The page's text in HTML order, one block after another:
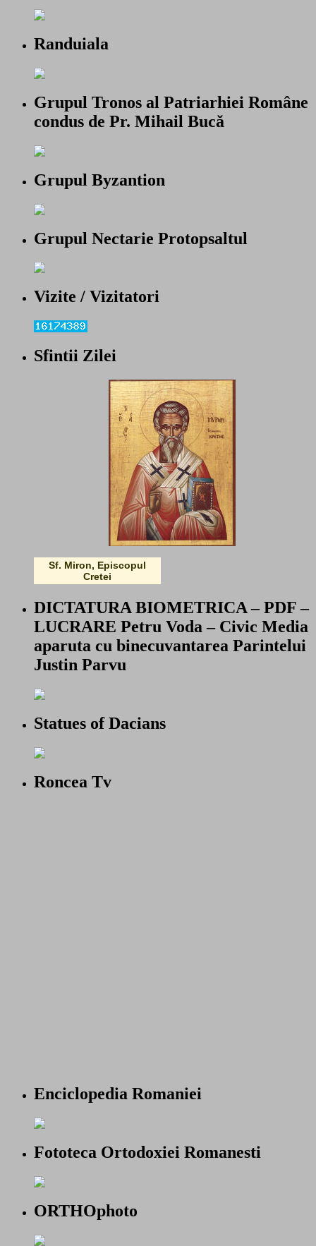
Randuiala
Grupul Tronos al Patriarhiei Române
condus de Pr. Mihail Bucă
Grupul Byzantion
Grupul Nectarie Protopsaltul
Vizite / Vizitatori
Sfintii Zilei
Sf. Miron, Episcopul
Cretei
DICTATURA BIOMETRICA – PDF –
LUCRARE Petru Voda – Civic Media
aparuta cu binecuvantarea Parintelui
Justin Parvu
Statues of Dacians
Roncea Tv
Enciclopedia Romaniei
Fototeca Ortodoxiei Romanesti
ORTHOphoto